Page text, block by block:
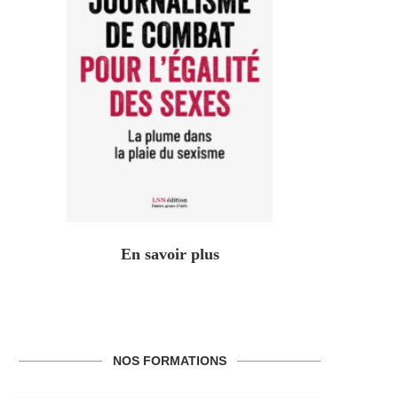
En savoir plus
NOS FORMATIONS